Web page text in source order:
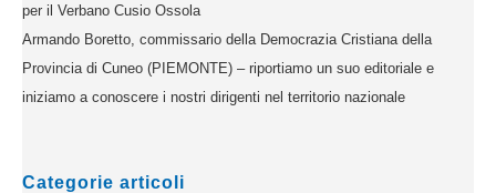
per il Verbano Cusio Ossola
Armando Boretto, commissario della Democrazia Cristiana della
Provincia di Cuneo (PIEMONTE) – riportiamo un suo editoriale e
iniziamo a conoscere i nostri dirigenti nel territorio nazionale
Categorie articoli